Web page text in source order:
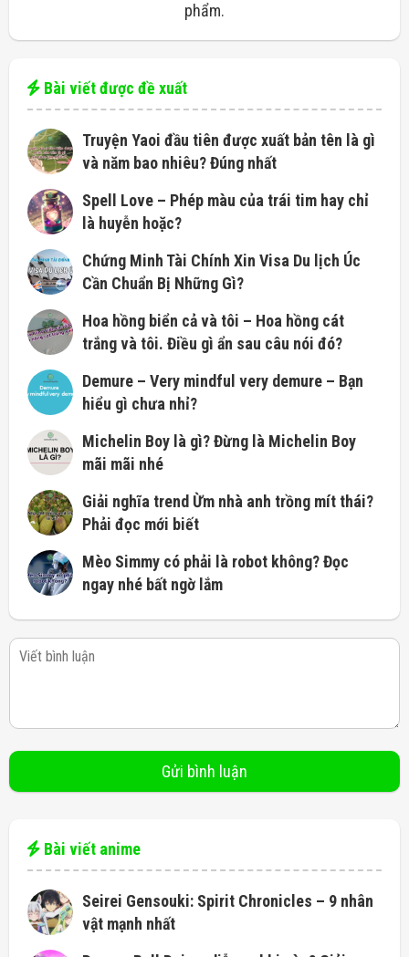
phẩm.
Bài viết được đề xuất
Truyện Yaoi đầu tiên được xuất bản tên là gì
và năm bao nhiêu? Đúng nhất
Spell Love – Phép màu của trái tim hay chỉ
là huyễn hoặc?
Chứng Minh Tài Chính Xin Visa Du lịch Úc
Cần Chuẩn Bị Những Gì?
Hoa hồng biển cả và tôi – Hoa hồng cát
trắng và tôi. Điều gì ẩn sau câu nói đó?
Demure – Very mindful very demure – Bạn
hiểu gì chưa nhỉ?
Michelin Boy là gì? Đừng là Michelin Boy
mãi mãi nhé
Giải nghĩa trend Ừm nhà anh trồng mít thái?
Phải đọc mới biết
Mèo Simmy có phải là robot không? Đọc
ngay nhé bất ngờ lắm
Bài viết anime
Seirei Gensouki: Spirit Chronicles – 9 nhân
vật mạnh nhất